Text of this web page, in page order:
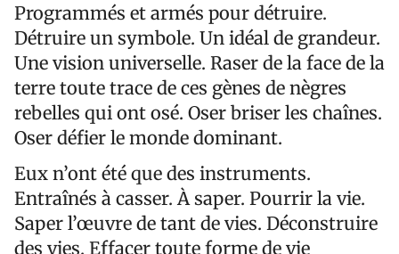
Programmés et armés pour détruire.
Détruire un symbole. Un idéal de grandeur.
Une vision universelle. Raser de la face de la
terre toute trace de ces gènes de nègres
rebelles qui ont osé. Oser briser les chaînes.
Oser défier le monde dominant.
Eux n’ont été que des instruments.
Entraînés à casser. À saper. Pourrir la vie.
Saper l’œuvre de tant de vies. Déconstruire
des vies. Effacer toute forme de vie